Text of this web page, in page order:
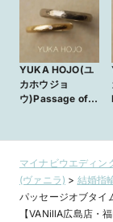
YUKA HOJO(ユ
カホウジョ
ウ)Passage of
宿・上野御徒町・
横浜元町・大宮・
名古屋栄・大阪梅
田・京都四条烏
丸・福岡天神・熊
本・宮崎・鹿児島
マイナビウエディン
(ヴァニラ) > 結婚指
パッセージオブタイ
【VANillA広島店・福